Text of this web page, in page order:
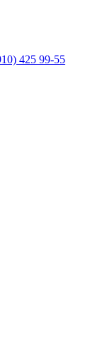
425 99-55